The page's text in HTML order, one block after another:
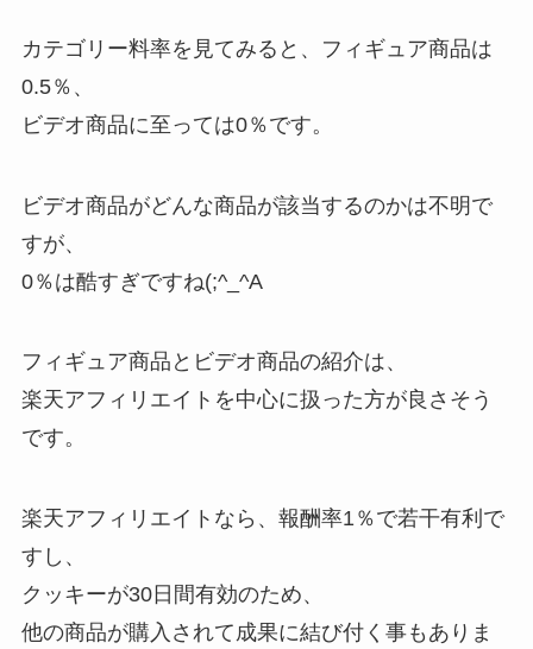
カテゴリー料率を見てみると、フィギュア商品は
0.5％、
ビデオ商品に至っては0％です。
ビデオ商品がどんな商品が該当するのかは不明で
すが、
0％は酷すぎですね(;^_^A
フィギュア商品とビデオ商品の紹介は、
楽天アフィリエイトを中心に扱った方が良さそう
です。
楽天アフィリエイトなら、報酬率1％で若干有利で
すし、
クッキーが30日間有効のため、
他の商品が購入されて成果に結び付く事もありま